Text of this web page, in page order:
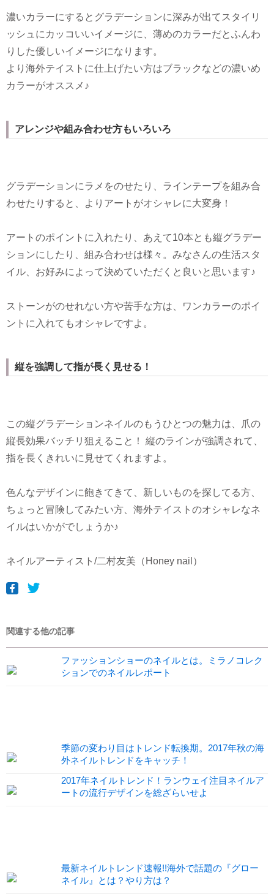
濃いカラーにするとグラデーションに深みが出てスタイリ
ッシュにカッコいいイメージに、薄めのカラーだとふんわ
りした優しいイメージになります。
より海外テイストに仕上げたい方はブラックなどの濃いめ
カラーがオススメ♪
アレンジや組み合わせ方もいろいろ
グラデーションにラメをのせたり、ラインテープを組み合
わせたりすると、よりアートがオシャレに大変身！
アートのポイントに入れたり、あえて10本とも縦グラデー
ションにしたり、組み合わせは様々。みなさんの生活スタ
イル、お好みによって決めていただくと良いと思います♪
ストーンがのせれない方や苦手な方は、ワンカラーのポイ
ントに入れてもオシャレですよ。
縦を強調して指が長く見せる！
この縦グラデーションネイルのもうひとつの魅力は、爪の
縦長効果バッチリ狙えること！ 縦のラインが強調されて、
指を長くきれいに見せてくれますよ。
色んなデザインに飽きてきて、新しいものを探してる方、
ちょっと冒険してみたい方、海外テイストのオシャレなネ
イルはいかがでしょうか♪
ネイルアーティスト/二村友美（Honey nail）
関連する他の記事
ファッションショーのネイルとは。ミラノコレク
ションでのネイルレポート
季節の変わり目はトレンド転換期。2017年秋の海
外ネイルトレンドをキャッチ！
2017年ネイルトレンド！ランウェイ注目ネイルア
ートの流行デザインを総ざらいせよ
最新ネイルトレンド速報!!海外で話題の『グロー
ネイル』とは？やり方は？